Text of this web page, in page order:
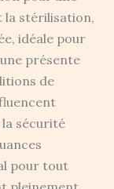
la stérilisation,
idéale pour
présente
de
sécurité
pour tout